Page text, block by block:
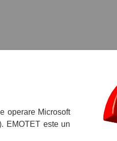
operare Microsoft
EMOTET este un